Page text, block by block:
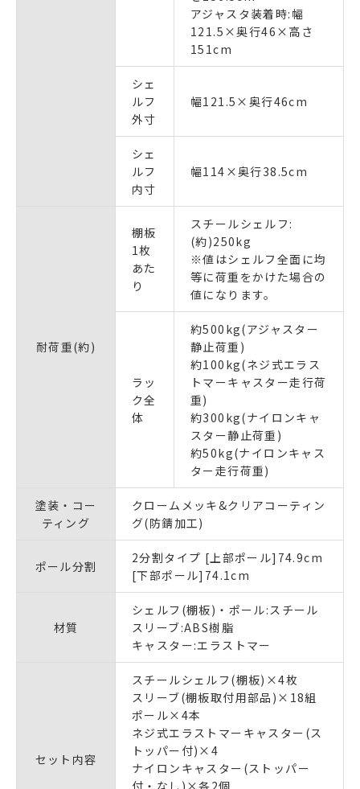
アジャスタ装着時:幅
121.5×奥行46×高さ
151cm
シェ
ルフ
外寸
幅121.5×奥行46cm
シェ
ルフ
内寸
幅114×奥行38.5cm
耐荷重(約)
棚板
1枚
あた
り
スチールシェルフ:
(約)250kg
※値はシェルフ全面に均
等に荷重をかけた場合の
値になります。
ラッ
ク全
体
約500kg(アジャスター
静止荷重)
約100kg(ネジ式エラス
トマーキャスター走行荷
重)
約300kg(ナイロンキャ
スター静止荷重)
約50kg(ナイロンキャス
ター走行荷重)
塗装・コー
ティング
クロームメッキ&クリアコーティン
グ(防錆加工)
ポール分割
2分割タイプ [上部ポール]74.9cm
[下部ポール]74.1cm
材質
シェルフ(棚板)・ポール:スチール
スリーブ:ABS樹脂
キャスター:エラストマー
セット内容
スチールシェルフ(棚板)×4枚
スリーブ(棚板取付用部品)×18組
ポール×4本
ネジ式エラストマーキャスター(ス
トッパー付)×4
ナイロンキャスター(ストッパー
付・なし)×各2個